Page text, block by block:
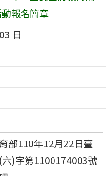
報名簡章
日
部110年12月22日臺
)字第1100174003號